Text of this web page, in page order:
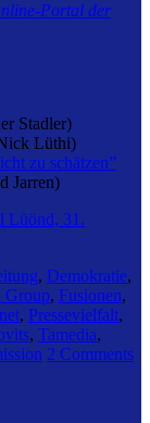
Portal der
Stadler)
Lüthi)
zu schätzen”
Jarren)
Lüönd, 31.
, Demokratie,
Group, Fusionen,
, Pressevielfalt,
, Tamedia,
2 Comments